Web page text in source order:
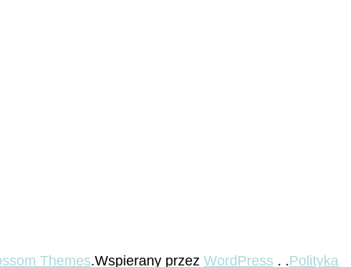
Themes.Wspierany przez WordPress . .Polityka